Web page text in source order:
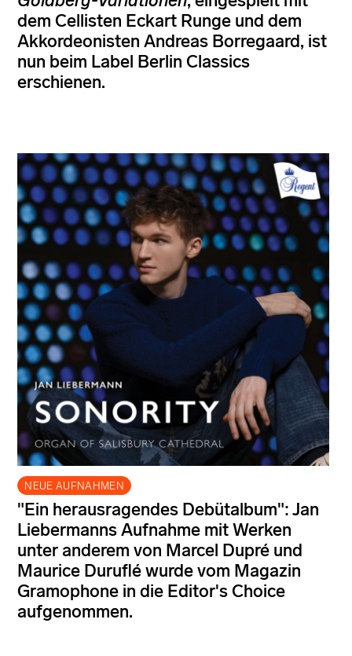
dem Cellisten Eckart Runge und dem
Akkordeonisten Andreas Borregaard, ist
nun beim Label Berlin Classics
erschienen.
NEUE AUFNAHMEN
"Ein herausragendes Debütalbum": Jan
Liebermanns Aufnahme mit Werken
unter anderem von Marcel Dupré und
Maurice Duruflé wurde vom Magazin
Gramophone in die Editor's Choice
aufgenommen.